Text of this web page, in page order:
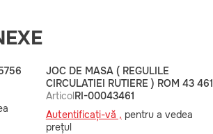
JOC DE MASA ( REGULILE
CIRCULATIEI RUTIERE ) ROM 43 461
ArticolRI-00043461
Autentificați-vă , pentru a vedea
prețul